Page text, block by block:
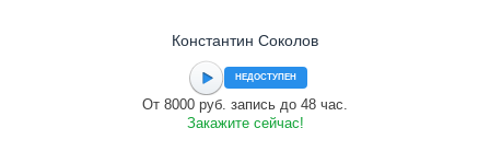
Константин Соколов
НЕДОСТУПЕН
От 8000 руб. запись до 48 час.
Закажите сейчас!